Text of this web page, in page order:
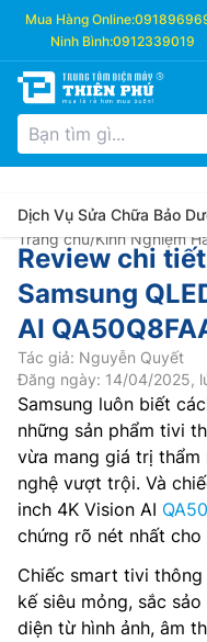
Mua Hàng Online:
Ninh Bình:0912339019
Dịch Vụ Sửa Chữa Bảo
Trang chủ/Kinh Nghiệm
Review chi
Samsung
AI
Tác giả: Nguyễn Quyết
Đăng ngày: 14/04/2025,
Samsung luôn biết
những sản phẩm tivi
vừa mang giá trị
nghệ vượt trội. Và
inch 4K Vision AI
chứng rõ nét nhất cho
Chiếc smart tivi
kế siêu mỏng, sắc
diện từ hình ảnh, âm